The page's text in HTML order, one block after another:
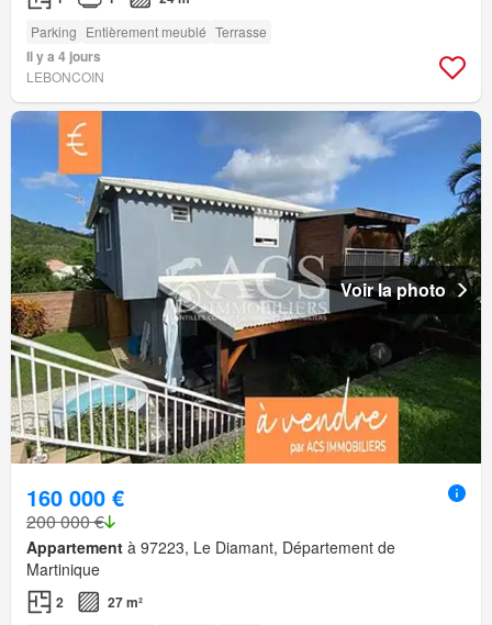
Parking Entièrement meublé Terrasse
Il y a 4 jours
LEBONCOIN
Voir la photo
160 000 €
200 000 €
Appartement à 97223, Le Diamant, Département de
Martinique
2 27 m²